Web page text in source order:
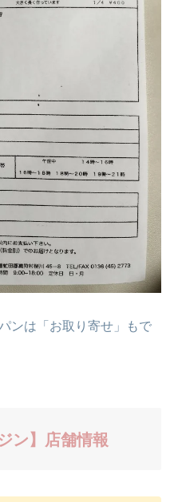
ンは「お取り寄せ」もで
ン】店舗情報